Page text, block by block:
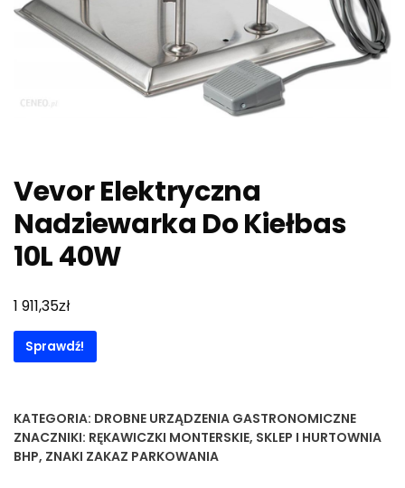
Vevor Elektryczna
Nadziewarka Do Kiełbas
10L 40W
1 911,35zł
Sprawdź!
KATEGORIA: DROBNE URZĄDZENIA GASTRONOMICZNE
ZNACZNIKI: RĘKAWICZKI MONTERSKIE, SKLEP I HURTOWNIA
BHP, ZNAKI ZAKAZ PARKOWANIA